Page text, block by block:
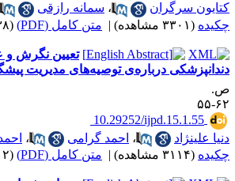
سرگران
،سمانه رازقی
(۳۳۰۱ مشاهده) | متن کامل (PDF) (۱۰۳۸ دریافت)
تعیین نگرش و
درباره‌ی توصیه‌های مدیریت
۵۵
‎ 10.29252/ijpd.15.1.55
علینژاد
،احمد گرامی ،احمد
(۳۱۱۴ مشاهده) | متن کامل (PDF) (۹۰۲ دریافت)